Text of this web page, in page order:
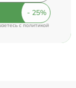
cполитикой